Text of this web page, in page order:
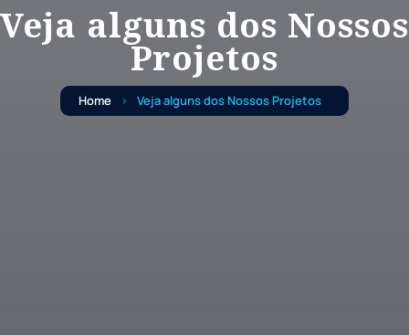
Veja alguns dos Nossos
Projetos
Home Veja alguns dos Nossos Projetos